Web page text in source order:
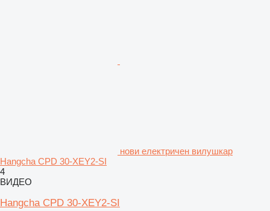
нови електричен вилушкар
Hangcha CPD 30-XEY2-SI
4
ВИДЕО
Hangcha CPD 30-XEY2-SI